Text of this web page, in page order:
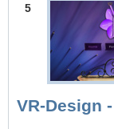
5
VR-Design